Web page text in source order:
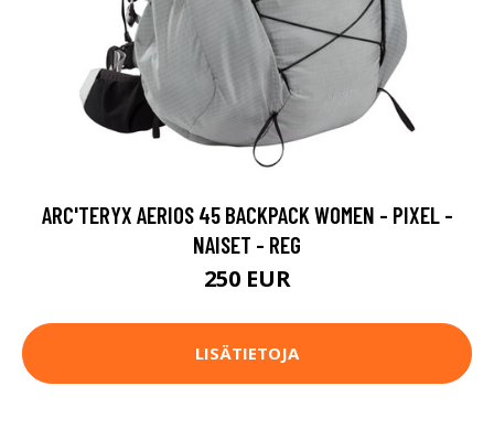
ARC'TERYX AERIOS 45 BACKPACK WOMEN - PIXEL -
NAISET - REG
250 EUR
LISÄTIETOJA